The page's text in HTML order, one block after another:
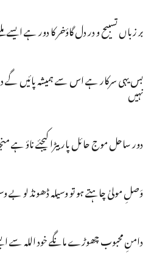
بر زباں تسبیح و در دل گاؤخر کا دور ہے
بس یہی سرکار ہے اس سے ہمیشہ پائیں گے
نہیں
دور ساحل موج حائل پار بیڑا کیجئے ناؤ ہے
وَصلِ مولیٰ چاہتے ہو تو وسیلہ ڈھونڈ لو بے
دامنِ محبوب چھوڑے مانگے خود اللہ سے